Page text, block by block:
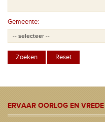
Gemeente:
ERVAAR OORLOG EN